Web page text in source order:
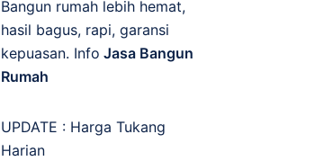
Bangun rumah lebih hemat,
hasil bagus, rapi, garansi
kepuasan. Info Jasa Bangun
Rumah
UPDATE : Harga Tukang
Harian